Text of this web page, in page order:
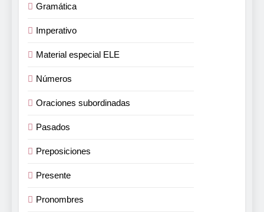
Gramática
Imperativo
Material especial ELE
Números
Oraciones subordinadas
Pasados
Preposiciones
Presente
Pronombres